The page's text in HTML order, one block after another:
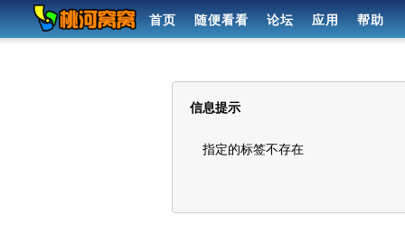
首页 随便看看 论坛 应用 帮助
信息提示
指定的标签不存在